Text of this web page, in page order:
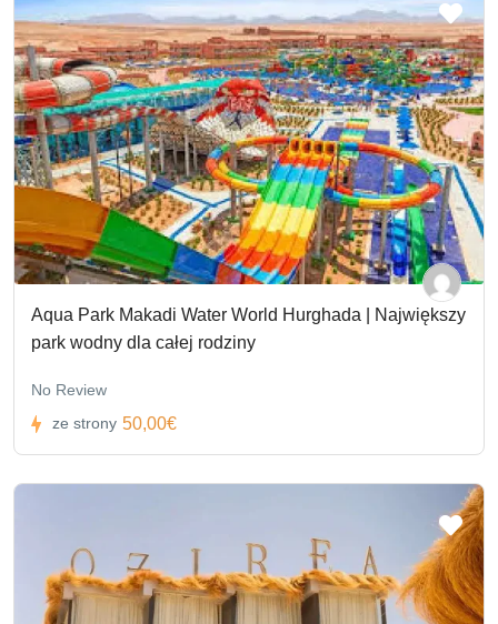
Aqua Park Makadi Water World Hurghada | Największy
park wodny dla całej rodziny
No Review
ze strony 50,00€